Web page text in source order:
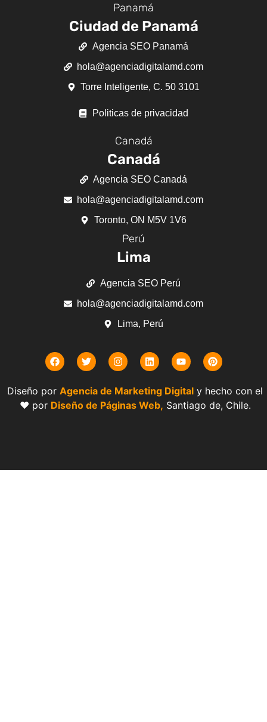
Panamá
Ciudad de Panamá
Agencia SEO Panamá
hola@agenciadigitalamd.com
Torre Inteligente, C. 50 3101
Politicas de privacidad
Canadá
Canadá
Agencia SEO Canadá
hola@agenciadigitalamd.com
Toronto, ON M5V 1V6
Perú
Lima
Agencia SEO Perú
hola@agenciadigitalamd.com
Lima, Perú
Diseño por Agencia de Marketing Digital y hecho con el
❤️ por Diseño de Páginas Web, Santiago de, Chile.